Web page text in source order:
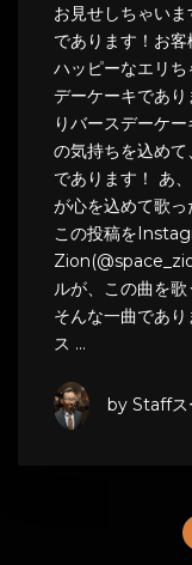
お見せしちゃい
であります！お客
ハッピーなエリ
デーケーキであ
りバースデーケ
の気持ちを込め
であります！ あ
が心を込めて歌
この投稿を
ルが、この曲を
そんな一曲であ
ス …
by Staffス